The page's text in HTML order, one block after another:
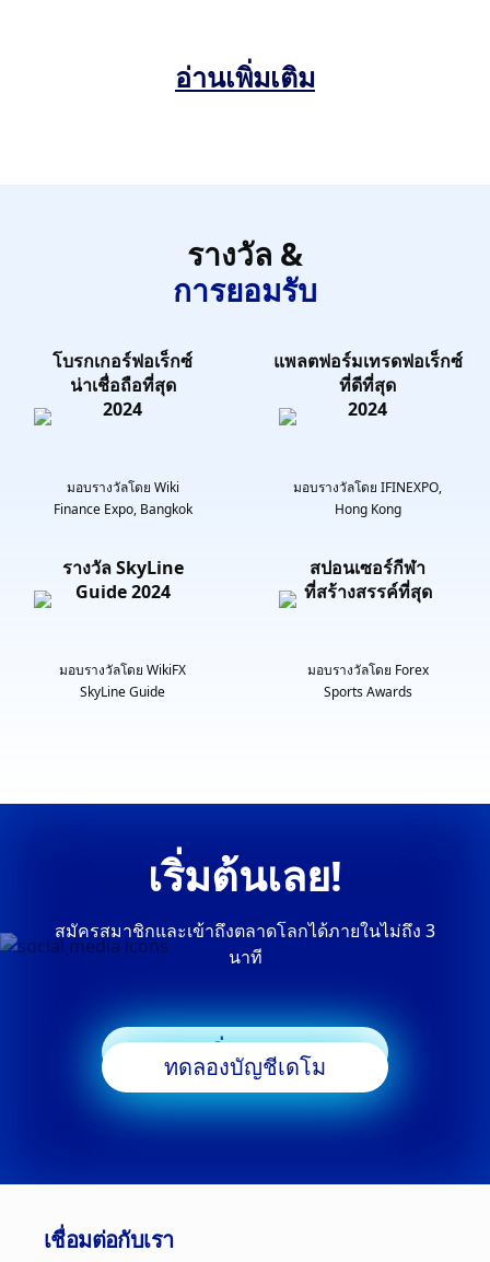
อ่านเพิ่มเติม
รางวัล &
การยอมรับ
โบรกเกอร์ฟอเร็กซ์
น่าเชื่อถือที่สุด
2024
มอบรางวัลโดย Wiki
Finance Expo, Bangkok
แพลตฟอร์มเทรดฟอเร็กซ์
ที่ดีที่สุด
2024
มอบรางวัลโดย IFINEXPO,
Hong Kong
รางวัล SkyLine
Guide 2024
มอบรางวัลโดย WikiFX
SkyLine Guide
สปอนเซอร์กีฬา
ที่สร้างสรรค์ที่สุด
มอบรางวัลโดย Forex
Sports Awards
เริ่มต้นเลย!
สมัครสมาชิกและเข้าถึงตลาดโลกได้ภายในไม่ถึง 3
นาที
เริ่มเทรด
ทดลองบัญชีเดโม
เชื่อมต่อกับเรา